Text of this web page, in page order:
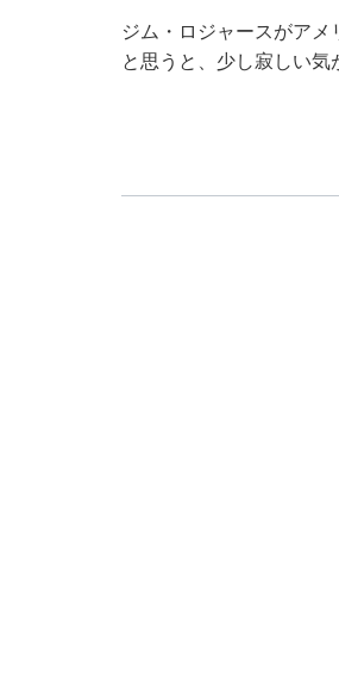
ジム・ロジャースがア
と思うと、少し寂しい気